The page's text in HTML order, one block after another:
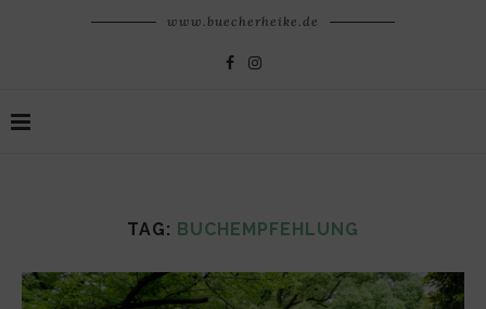
www.buecherheike.de
TAG: BUCHEMPFEHLUNG